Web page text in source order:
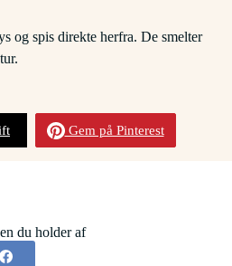
og spis direkte herfra. De smelter
Gem på Pinterest
du holder af